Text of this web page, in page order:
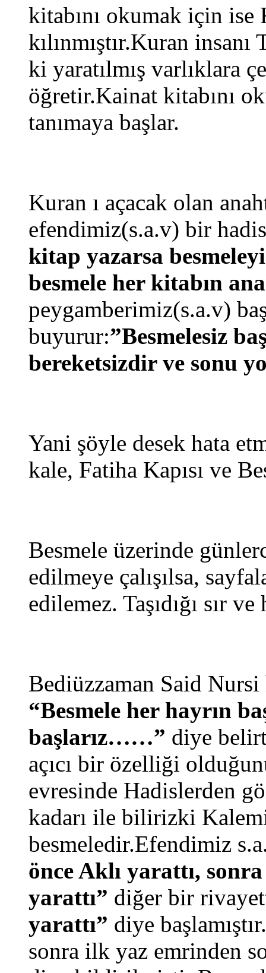
kitabını okumak için
kılınmıştır.Kuran
ki yaratılmış varlıklara
öğretir.Kainat kitabını
tanımaya başlar.
Kuran ı açacak olan
efendimiz(s.a.v) bir
kitap yazarsa
besmele her kitabın
peygamberimiz(s.a.v)
buyurur:”Besmelesiz
bereketsizdir ve sonu
Yani şöyle desek hata
kale, Fatiha Kapısı ve
Besmele üzerinde
edilmeye çalışılsa,
edilemez. Taşıdığı sır
Bediüzzaman Said
“Besmele her hayrın
başlarız……” diye
açıcı bir özelliği
evresinde Hadislerden
kadarı ile bilirizki
besmeledir.Efendimiz
önce Aklı yarattı,
yarattı” diğer bir
yarattı” diye
sonra ilk yaz emrinden